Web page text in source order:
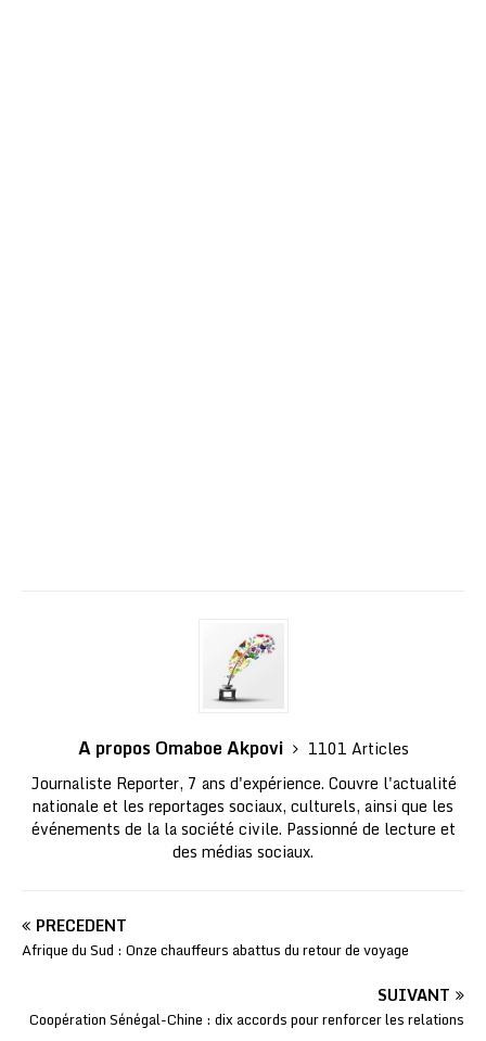
A propos Omaboe Akpovi
1101 Articles
Journaliste Reporter, 7 ans d'expérience. Couvre l'actualité
nationale et les reportages sociaux, culturels, ainsi que les
événements de la la société civile. Passionné de lecture et
des médias sociaux.
PRÉCÉDENT
Afrique du Sud : Onze chauffeurs abattus du retour de voyage
SUIVANT
Coopération Sénégal-Chine : dix accords pour renforcer les relations